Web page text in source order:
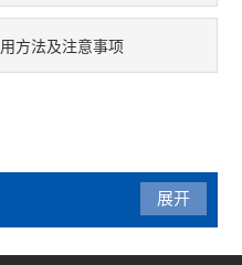
方法及注意事项
展开